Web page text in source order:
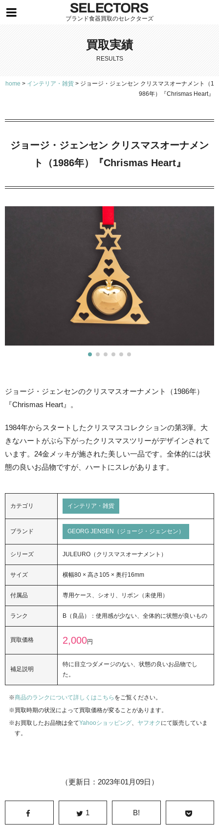
ブランド食器買取のセレクターズ
買取実績
RESULTS
home > インテリア・雑貨 > ジョージ・ジェンセン クリスマスオーナメント（1
986年）『Chrismas Heart』
ジョージ・ジェンセン クリスマスオーナメン
ト（1986年）『Chrismas Heart』
ジョージ・ジェンセンのクリスマスオーナメント（1986年）
『Chrismas Heart』。
1984年からスタートしたクリスマスコレクションの第3弾。大
きなハートがぶら下がったクリスマスツリーがデザインされて
います。24金メッキが施された美しい一品です。全体的には状
態の良いお品物ですが、ハートにスレがあります。
カテゴリ インテリア・雑貨
ブランド GEORG JENSEN（ジョージ・ジェンセン）
シリーズ JULEURO（クリスマスオーナメント）
サイズ 横幅80 × 高さ105 × 奥行16mm
付属品 専用ケース、シオリ、リボン（未使用）
ランク B（良品）：使用感が少ない、全体的に状態が良いもの
買取価格 2,000円
補足説明
特に目立つダメージのない、状態の良いお品物でし
た。
商品のランクについて詳しくはこちら をご覧ください。
買取時期の状況によって買取価格が変ることがあります。
お買取したお品物は全てYahooショッピング、 ヤフオク にて販売していま
す。
（更新日：2023年01月09日）
1 B!